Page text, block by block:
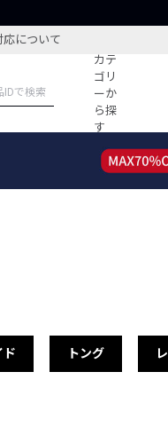
について
カテ
ゴリ
ーか
ら探
す
ド トング